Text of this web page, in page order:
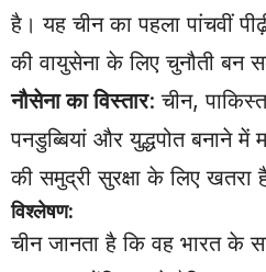
है। यह चीन का पहला पांचवीं
की वायुसेना के लिए चुनौती बन
नौसेना का विस्तार: चीन,
पनडुब्बियां और युद्धपोत बनाने
की समुद्री सुरक्षा के लिए खतरा
विश्लेषण:
चीन जानता है कि वह भारत के